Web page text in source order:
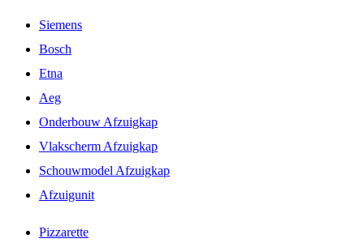
Siemens
Bosch
Etna
Aeg
Onderbouw Afzuigkap
Vlakscherm Afzuigkap
Schouwmodel Afzuigkap
Afzuigunit
Pizzarette